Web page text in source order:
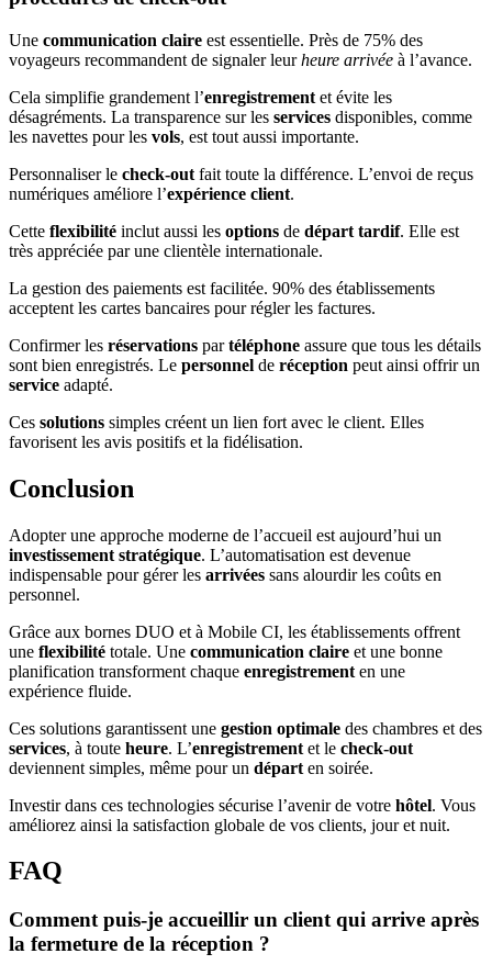
Une communication claire est essentielle. Près de 75% des
voyageurs recommandent de signaler leurheure arrivée à l’avance.
Cela simplifie grandement l’enregistrement et évite les
désagréments. La transparence sur les services disponibles, comme
les navettes pour les vols, est tout aussi importante.
Personnaliser le check-out fait toute la différence. L’envoi de reçus
numériques améliore l’expérience client.
Cette flexibilité inclut aussi les options de départ tardif. Elle est
très appréciée par une clientèle internationale.
La gestion des paiements est facilitée. 90% des établissements
acceptent les cartes bancaires pour régler les factures.
Confirmer les réservations partéléphone assure que tous les détails
sont bien enregistrés. Le personnel de réception peut ainsi offrir un
service adapté.
Ces solutions simples créent un lien fort avec le client. Elles
favorisent les avis positifs et la fidélisation.
Conclusion
Adopter une approche moderne de l’accueil est aujourd’hui un
investissement stratégique. L’automatisation est devenue
indispensable pour gérer les arrivées sans alourdir les coûts en
personnel.
Grâce aux bornes DUO et à Mobile CI, les établissements offrent
une flexibilité totale. Une communication claire et une bonne
planification transforment chaque enregistrement en une
expérience fluide.
Ces solutions garantissent une gestion optimale des chambres et des
services, à toute heure. L’enregistrement et le check-out
deviennent simples, même pour un départ en soirée.
Investir dans ces technologies sécurise l’avenir de votre hôtel. Vous
améliorez ainsi la satisfaction globale de vos clients, jour et nuit.
FAQ
Comment puis-je accueillir un client qui arrive après
la fermeture de la réception ?